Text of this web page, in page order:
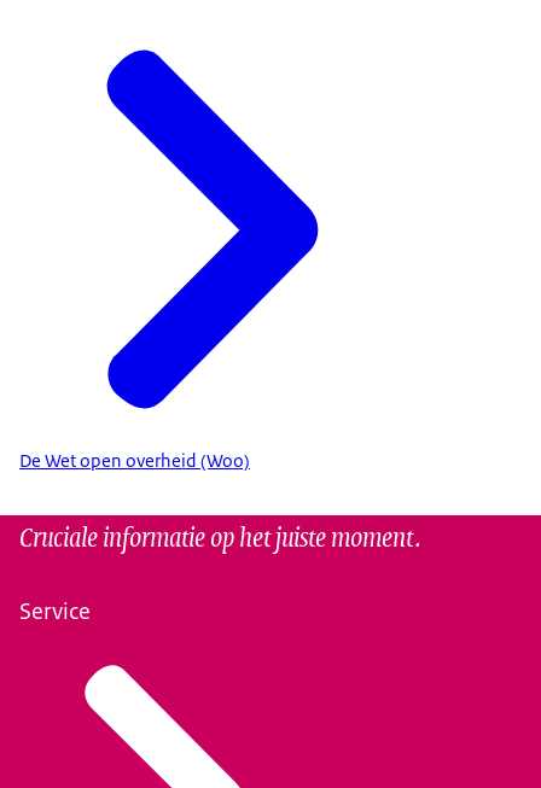
De Wet open overheid (Woo)
Cruciale informatie op het juiste moment.
Service